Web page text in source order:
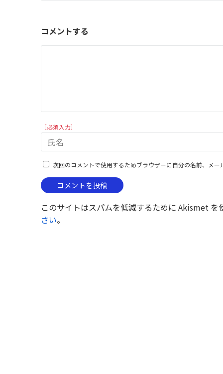
コメントする
［必須入力］
次回のコメントで使用するためブラウザーに自分の名前、メ
このサイトはスパムを低減するために Akismet を
さい。